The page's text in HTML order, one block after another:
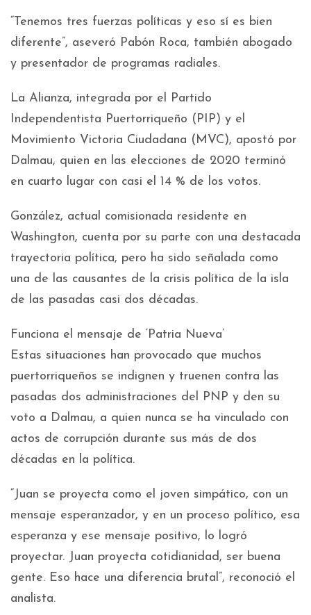
“Tenemos tres fuerzas políticas y eso sí es bien
diferente”, aseveró Pabón Roca, también abogado
y presentador de programas radiales.
La Alianza, integrada por el Partido
Independentista Puertorriqueño (PIP) y el
Movimiento Victoria Ciudadana (MVC), apostó por
Dalmau, quien en las elecciones de 2020 terminó
en cuarto lugar con casi el 14 % de los votos.
González, actual comisionada residente en
Washington, cuenta por su parte con una destacada
trayectoria política, pero ha sido señalada como
una de las causantes de la crisis política de la isla
de las pasadas casi dos décadas.
Funciona el mensaje de ‘Patria Nueva’
Estas situaciones han provocado que muchos
puertorriqueños se indignen y truenen contra las
pasadas dos administraciones del PNP y den su
voto a Dalmau, a quien nunca se ha vinculado con
actos de corrupción durante sus más de dos
décadas en la política.
“Juan se proyecta como el joven simpático, con un
mensaje esperanzador, y en un proceso político, esa
esperanza y ese mensaje positivo, lo logró
proyectar. Juan proyecta cotidianidad, ser buena
gente. Eso hace una diferencia brutal”, reconoció el
analista.